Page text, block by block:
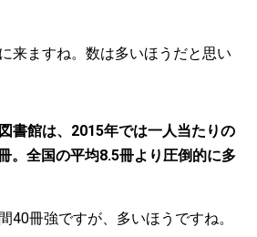
来ますね。数は多いほうだと思い
書館は、2015年では一人当たりの
。全国の平均8.5冊より圧倒的に多
40冊強ですが、多いほうですね。